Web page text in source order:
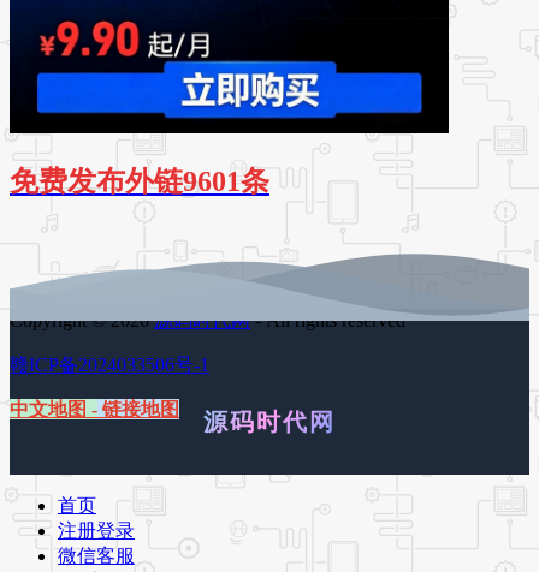
免费发布外链9601条
Copyright © 2026源码时代网- All rights reserved
赣ICP备2024033506号-1
中文地图 - 链接地图 源码时代网
首页
注册登录
微信客服